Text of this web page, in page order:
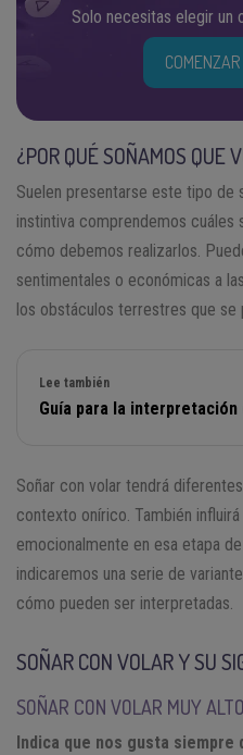
Solo necesitas elegir un
¿POR QUÉ SOÑAMOS QUE
Suelen presentarse este tipo de
instintiva comprendemos
cómo debemos realizarlos.
sentimentales o económicas a
los obstáculos terrestres que se
Lee también
Guía para la interpretación
Soñar con volar tendrá
contexto onírico. También
emocionalmente en esa etapa
indicaremos una serie de
cómo pueden ser interpretadas.
SOÑAR CON VOLAR Y SU
SOÑAR CON VOLAR MUY
Indica que nos gusta